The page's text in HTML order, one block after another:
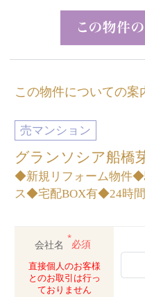
この物件についての案
売マンション
グランソシア船橋
◆新規リフォーム物件
ス◆宅配BOX有◆24時
会社名
*
必須
直接個人のお客様
とのお取引は行っ
ておりません